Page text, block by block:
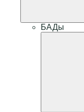
БАДы